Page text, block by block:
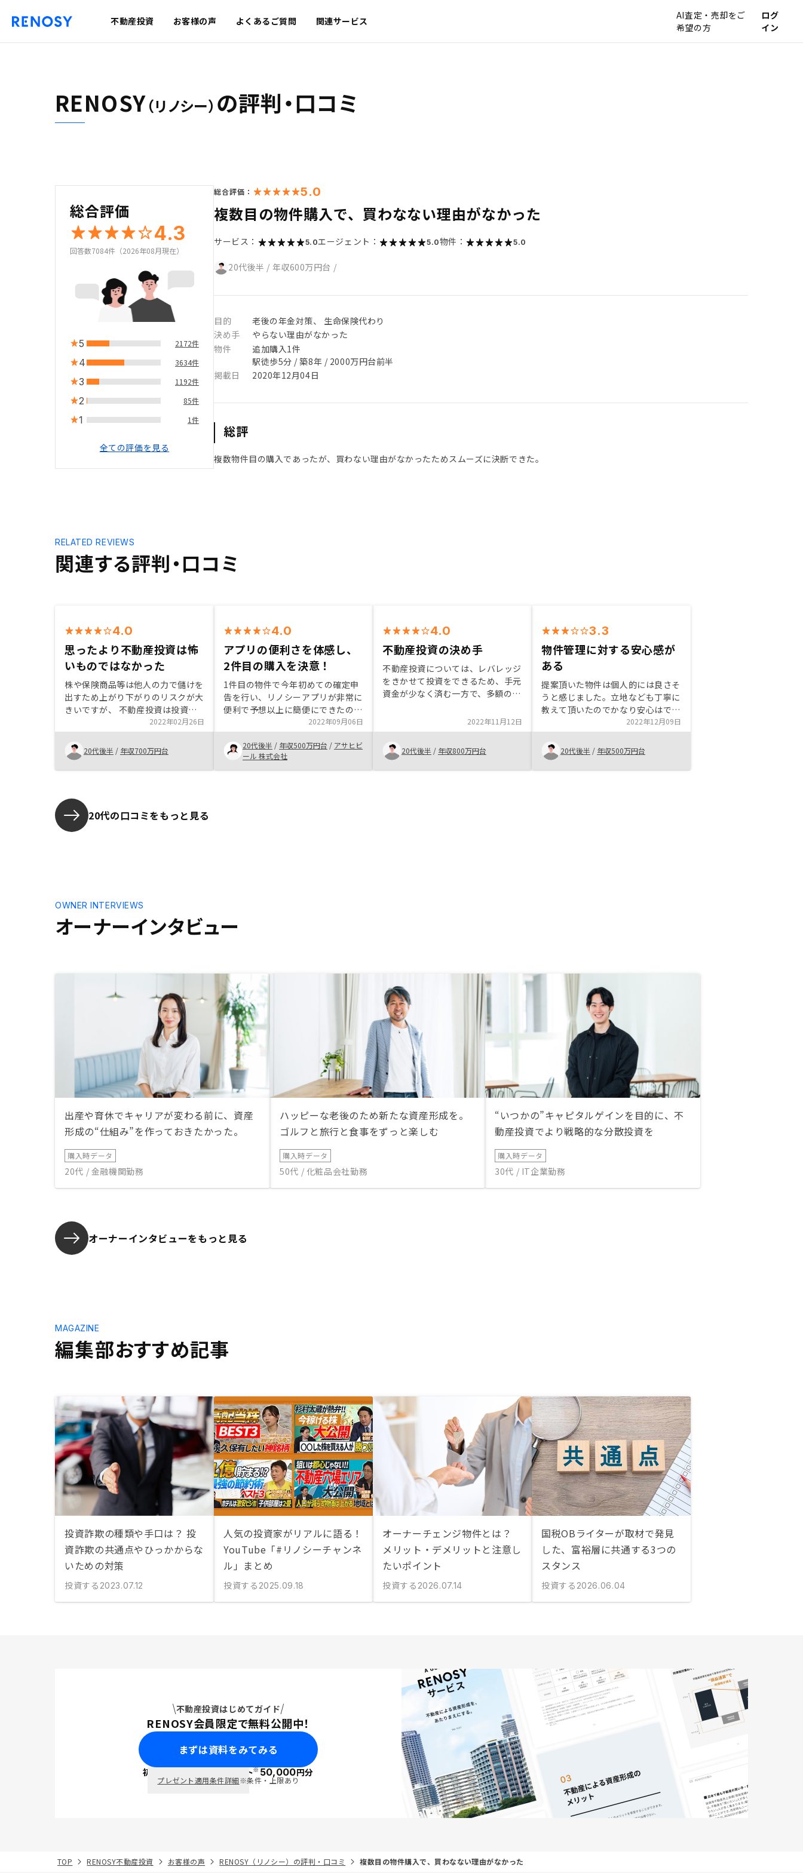
不動産投資 お客様の声 よくあるご質問 関連サービス
AI査定・売却をご
希望の方
ログ
イン
RENOSY（リノシー） の評判・口コミ
総合評価
4.3
回答数7084件（2026年08月現在）
5 2172件
4 3634件
3 1192件
2 85件
1 1件
全ての評価を見る
総合評価： 5.0
複数目の物件購入で、買わなない理由がなかった
サービス： 5.0エージェント： 5.0物件： 5.0
20代後半 / 年収600万円台 /
目的
老後の年金対策、 生命保険代わり
決め手
やらない理由がなかった
物件
追加購入1件
駅徒歩5分 / 築8年 / 2000万円台前半
掲載日
2020年12月04日
総評
複数物件目の購入であったが、買わない理由がなかったためスムーズに決断できた。
関連する評判・口コミ
RELATED REVIEWS
4.0
思ったより不動産投資は怖
いものではなかった
株や保険商品等は他人の力で儲けを
出すため上がり下がりのリスクが大
きいですが、 不動産投資は投資と
は言いますが事業であり 自身が勉
強したことや行動を起こした事が利
益に繋がるので興味を持ち今回始め
ることにしました。初心者なので、
まずは売買や管理なども一括して行
投資全体の流れを掴めればと思って
います。
2022年02月26日
20代後半 / 年収700万円台
4.0
アプリの便利さを体感し、
2件目の購入を決意！
1件目の物件で今年初めての確定申
告を行い、リノシーアプリが非常に
便利で予想以上に簡便にできたの
で、2件目もリノシーで購入しよう
と決断しました。また2物件での運
用により、よりリスク分散ができる
点、今後の運用方法も選択肢が持て
る点を丁寧に説明いただき納得でき
2022年09月06日
20代後半 / 年収500万円台 / アサヒビ
ール 株式会社
4.0
不動産投資の決め手
不動産投資については、レバレッジ
をきかせて投資をできるため、手元
資金が少なく済む一方で、多額のロ
抵抗感があった。担当営業の説明を
受けて、不動産投資のリスクとリタ
ーンをわかりやすく説明いただいた
為購入に至った空室時に、物件周辺
の相場状況をもっと詳しく知りたい
2022年11月12日
20代後半 / 年収800万円台
3.3
物件管理に対する安心感が
ある
提案頂いた物件は個人的には良さそ
うと感じました。立地なども丁寧に
教えて頂いたのでかなり安心はでき
ました。プランや契約の話は2回目
だったので省いて頂いたのでスムー
ズな契約になりました。今後も良い
ものが有れば検討したいと思いま
す。重要な部分が変わっている事が
2022年12月09日
20代後半 / 年収500万円台
20代の口コミをもっと見る
オーナーインタビュー
OWNER INTERVIEWS
出産や育休でキャリアが変わる前に、資産
形成の“仕組み”を作っておきたかった。
購入時データ
20代 / 金融機関勤務
ハッピーな老後のため新たな資産形成を。
ゴルフと旅行と食事をずっと楽しむ
購入時データ
50代 / 化粧品会社勤務
“いつかの”キャピタルゲインを目的に、不
動産投資でより戦略的な分散投資を
購入時データ
30代 / IT企業勤務
オーナーインタビューをもっと見る
編集部おすすめ記事
MAGAZINE
投資詐欺の種類や手口は？ 投
資詐欺の共通点やひっかからな
いための対策
投資する 2023.07.12
人気の投資家がリアルに語る！
YouTube「#リノシーチャンネ
ル」まとめ
投資する 2025.09.18
オーナーチェンジ物件とは？
メリット・デメリットと注意し
たいポイント
投資する 2026.07.14
国税OBライターが取材で発見
した、富裕層に共通する3つの
スタンス
投資する 2026.06.04
不動産投資はじめてガイド
RENOSY会員限定で無料公開中！
まずは資料をみてみる
初回面談で ポイント※50,000円分
プレゼント適用条件詳細※条件・上限あり
TOP RENOSY不動産投資 お客様の声 RENOSY（リノシー）の評判・口コミ 複数目の物件購入で、買わなない理由がなかった